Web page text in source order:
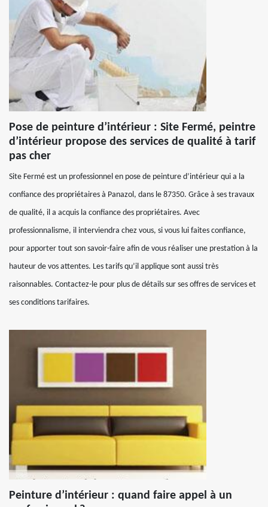
Pose de peinture d’intérieur : Site Fermé, peintre
d’intérieur propose des services de qualité à tarif
pas cher
Site Fermé est un professionnel en pose de peinture d’intérieur qui a la
confiance des propriétaires à Panazol, dans le 87350. Grâce à ses travaux
de qualité, il a acquis la confiance des propriétaires. Avec
professionnalisme, il interviendra chez vous, si vous lui faites confiance,
pour apporter tout son savoir-faire afin de vous réaliser une prestation à la
hauteur de vos attentes. Les tarifs qu’il applique sont aussi très
raisonnables. Contactez-le pour plus de détails sur ses offres de services et
ses conditions tarifaires.
Peinture d’intérieur : quand faire appel à un